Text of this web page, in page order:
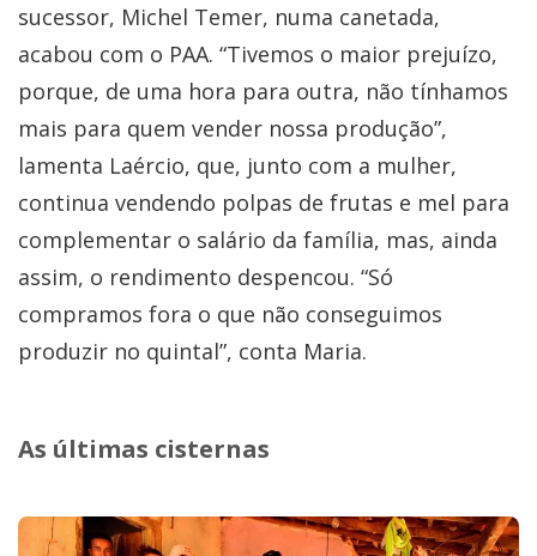
sucessor, Michel Temer, numa canetada,
acabou com o PAA. “Tivemos o maior prejuízo,
porque, de uma hora para outra, não tínhamos
mais para quem vender nossa produção”,
lamenta Laércio, que, junto com a mulher,
continua vendendo polpas de frutas e mel para
complementar o salário da família, mas, ainda
assim, o rendimento despencou. “Só
compramos fora o que não conseguimos
produzir no quintal”, conta Maria.
As últimas cisternas